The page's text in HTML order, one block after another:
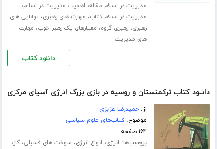
مدیریت در اسلام مقاله، اهمیت مدیریت در اسلام،
مدیریت در اسلام کتاب، مهارت های رهبری، توانایی های
رهبری،رهبری گروه، معیارهای یک رهبر خوب، مهارت
های مدیریت
دانلود کتاب
دانلود کتاب ترکمنستان و روسیه در بازی بزرگ انرژی آسیای مرکزی
از:حمیدرضا عزیزی
موضوع:کتاب‌های علوم سیاسی
۱۶۴ صفحه
برچسب‌ها: انرژی، انواع انرژی، سوخت های فسیلی،گاز،